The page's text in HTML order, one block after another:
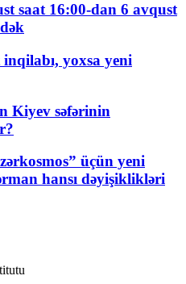
saat 16:00-dan 6 avqust
yoxsa yeni
Kiyev səfərinin
üçün yeni
hansı dəyişiklikləri